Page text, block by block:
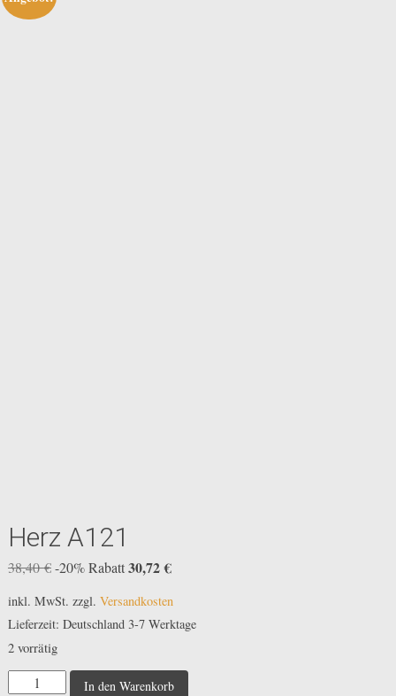
Herz A121
38,40€Ursprünglicher
war:
38,40 €
-20% Rabatt30,72€Aktueller
ist:
30,72 €.
inkl. MwSt. zzgl. Versandkosten
Lieferzeit: Deutschland 3-7 Werktage
2 vorrätig
In den Warenkorb